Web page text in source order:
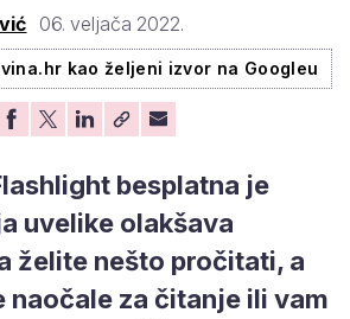
06. veljača 2022.
kao željeni izvor na Googleu
besplatna je
uvelike olakšava
želite nešto pročitati, a
naočale za čitanje ili vam